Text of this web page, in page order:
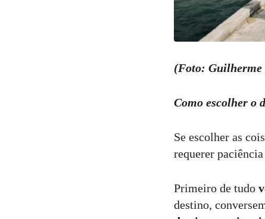
(Foto: Guilherme
Como escolher o
Se escolher as
requerer
Primeiro de tudo
destino,